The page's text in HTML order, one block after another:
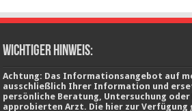
wichtiger Hinweis:
Achtung: Das Informationsangebot auf
ausschließlich Ihrer Information und
persönliche Beratung, Untersuchung oder
approbierten Arzt. Die hier zur